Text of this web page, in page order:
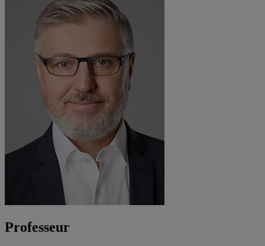
Professeur